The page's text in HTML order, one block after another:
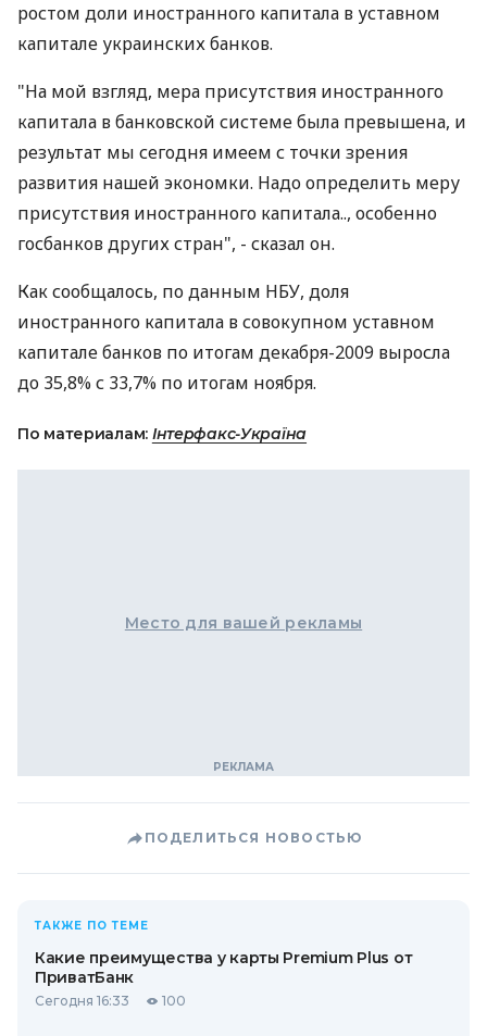
ростом доли иностранного капитала в уставном
капитале украинских банков.
"На мой взгляд, мера присутствия иностранного
капитала в банковской системе была превышена, и
результат мы сегодня имеем с точки зрения
развития нашей экономки. Надо определить меру
присутствия иностранного капитала.., особенно
госбанков других стран", - сказал он.
Как сообщалось, по данным НБУ, доля
иностранного капитала в совокупном уставном
капитале банков по итогам декабря-2009 выросла
до 35,8% с 33,7% по итогам ноября.
По материалам: Інтерфакс-Україна
Место для вашей рекламы
ПОДЕЛИТЬСЯ НОВОСТЬЮ
ТАКЖЕ ПО ТЕМЕ
Какие преимущества у карты Premium Plus от
ПриватБанк
Сегодня 16:33 100